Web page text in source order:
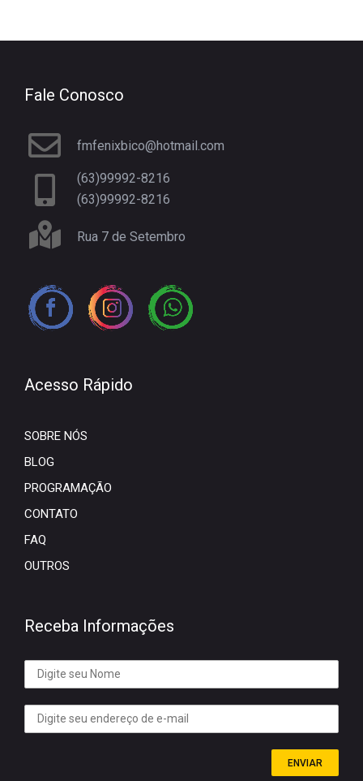
Fale Conosco
fmfenixbico@hotmail.com
(63)99992-8216
(63)99992-8216
Rua 7 de Setembro
Acesso Rápido
SOBRE NÓS
BLOG
PROGRAMAÇÃO
CONTATO
FAQ
OUTROS
Receba Informações
ENVIAR